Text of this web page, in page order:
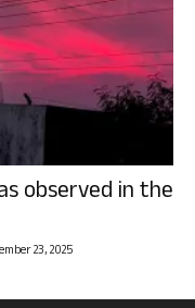
observed in the
23, 2025